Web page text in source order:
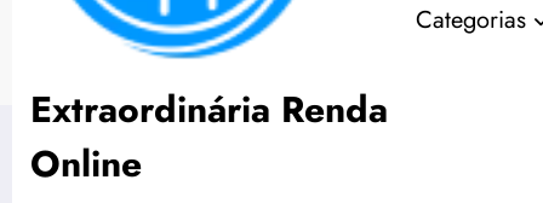
Extraordinária Renda
Online
Categorias
Página inicial Empreendedorismo